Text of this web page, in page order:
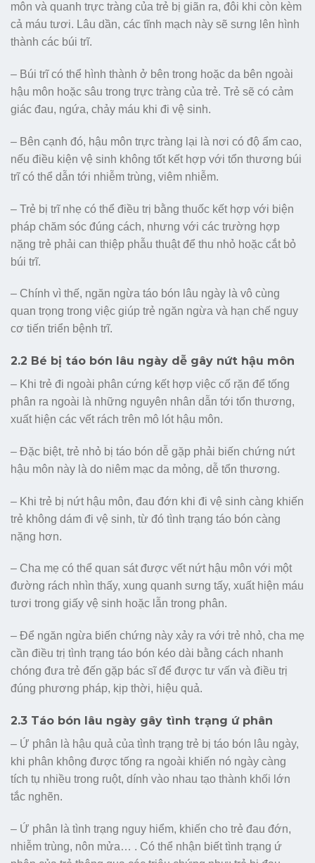
môn và quanh trực tràng của trẻ bị giãn ra, đôi khi còn kèm
cả máu tươi. Lâu dần, các tĩnh mạch này sẽ sưng lên hình
thành các búi trĩ.
– Búi trĩ có thể hình thành ở bên trong hoặc da bên ngoài
hậu môn hoặc sâu trong trực tràng của trẻ. Trẻ sẽ có cảm
giác đau, ngứa, chảy máu khi đi vệ sinh.
– Bên cạnh đó, hậu môn trực tràng lại là nơi có độ ẩm cao,
nếu điều kiện vệ sinh không tốt kết hợp với tổn thương búi
trĩ có thể dẫn tới nhiễm trùng, viêm nhiễm.
– Trẻ bị trĩ nhẹ có thể điều trị bằng thuốc kết hợp với biện
pháp chăm sóc đúng cách, nhưng với các trường hợp
nặng trẻ phải can thiệp phẫu thuật để thu nhỏ hoặc cắt bỏ
búi trĩ.
– Chính vì thế, ngăn ngừa táo bón lâu ngày là vô cùng
quan trọng trong việc giúp trẻ ngăn ngừa và hạn chế nguy
cơ tiến triển bệnh trĩ.
2.2 Bé bị táo bón lâu ngày dễ gây nứt hậu môn
– Khi trẻ đi ngoài phân cứng kết hợp việc cố rặn để tống
phân ra ngoài là những nguyên nhân dẫn tới tổn thương,
xuất hiện các vết rách trên mô lót hậu môn.
– Đặc biệt, trẻ nhỏ bị táo bón dễ gặp phải biến chứng nứt
hậu môn này là do niêm mạc da mỏng, dễ tổn thương.
– Khi trẻ bị nứt hậu môn, đau đớn khi đi vệ sinh càng khiến
trẻ không dám đi vệ sinh, từ đó tình trạng táo bón càng
nặng hơn.
– Cha mẹ có thể quan sát được vết nứt hậu môn với một
đường rách nhìn thấy, xung quanh sưng tấy, xuất hiện máu
tươi trong giấy vệ sinh hoặc lẫn trong phân.
– Để ngăn ngừa biến chứng này xảy ra với trẻ nhỏ, cha mẹ
cần điều trị tình trạng táo bón kéo dài bằng cách nhanh
chóng đưa trẻ đến gặp bác sĩ để được tư vấn và điều trị
đúng phương pháp, kịp thời, hiệu quả.
2.3 Táo bón lâu ngày gây tình trạng ứ phân
– Ứ phân là hậu quả của tình trạng trẻ bị táo bón lâu ngày,
khi phân không được tống ra ngoài khiến nó ngày càng
tích tụ nhiều trong ruột, dính vào nhau tạo thành khối lớn
tắc nghẽn.
– Ứ phân là tình trạng nguy hiểm, khiến cho trẻ đau đớn,
nhiễm trùng, nôn mửa… . Có thể nhận biết tình trạng ứ